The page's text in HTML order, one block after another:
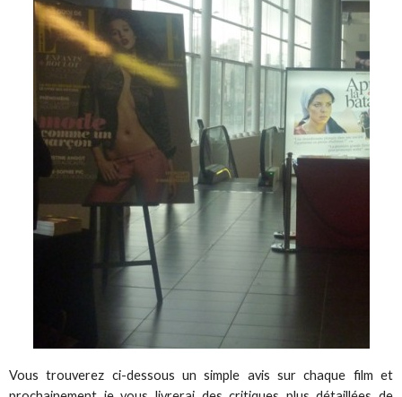
Vous trouverez ci-dessous un simple avis sur chaque film et